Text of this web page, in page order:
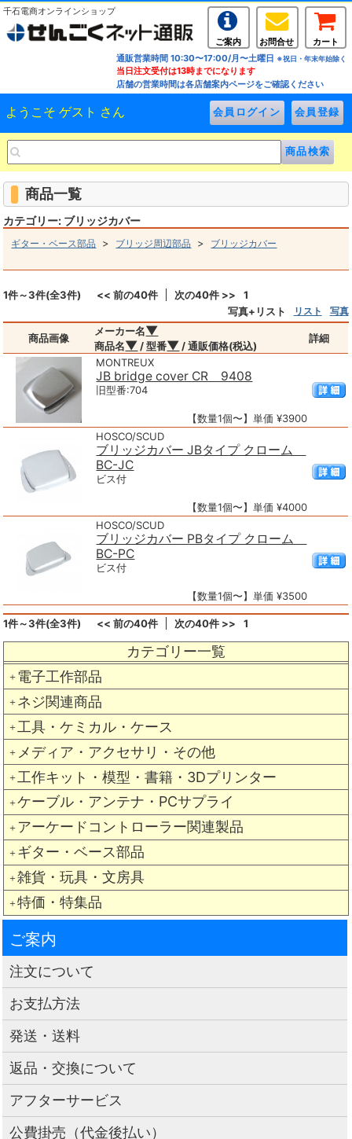
千石電商オンラインショップ
ご案内 お問合せ
カート
通販営業時間 10:30〜17:00/月〜土曜日 ※祝日・年末年始除く
当日注文受付は13時までになります
店舗の営業時間は各店舗案内ページをご確認ください
ようこそ ゲスト さん
カテゴリー一覧
＋ 電子工作部品
＋ ネジ関連商品
＋ 工具・ケミカル・ケース
＋ メディア・アクセサリ・その他
＋ 工作キット・模型・書籍・3Dプリンター
＋ ケーブル・アンテナ・PCサプライ
＋ アーケードコントローラー関連製品
＋ ギター・ベース部品
＋ 雑貨・玩具・文房具
＋ 特価・特集品
商品一覧
カテゴリー: ブリッジカバー
ギター・ベース部品 > ブリッジ周辺部品 > ブリッジカバー
1件～3件(全3件) << 前の40件 次の40件 >>
1
写真+リスト
リスト 写真
商品画像
メーカー名▼
商品名▼ / 型番▼ / 通販価格(税込)
詳細
MONTREUX
JB bridge cover CR 9408
旧型番:704
【数量1個〜】単価 ¥3900
HOSCO/SCUD
ブリッジカバー JBタイプ クローム
BC-JC
ビス付
【数量1個〜】単価 ¥4000
HOSCO/SCUD
ブリッジカバー PBタイプ クローム
BC-PC
ビス付
【数量1個〜】単価 ¥3500
1件～3件(全3件) << 前の40件 次の40件 >> 1
ご案内
注文について
お支払方法
発送・送料
返品・交換について
アフターサービス
公費掛売（代金後払い）